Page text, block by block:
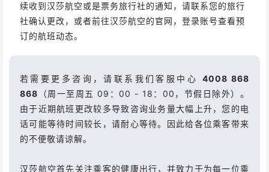
续收到汉莎航空或是票务旅行社的通知，请联系您的旅行
社确认更改，或者前往汉莎航空的官网，登录账号查看预
订的航班动态。
若需要更多咨询，请联系我们客服中心 4008 868
868 （周一至周五 09：00 - 18：00，节假日除外）。
由于近期航班更改较多导致咨询业务量大幅上升，您的电
话可能等待时间较长，请耐心等待。因此给各位乘客带来
的不便敬请谅解。
汉莎航空首先关注乘客的健康出行，并致力于为每一位乘